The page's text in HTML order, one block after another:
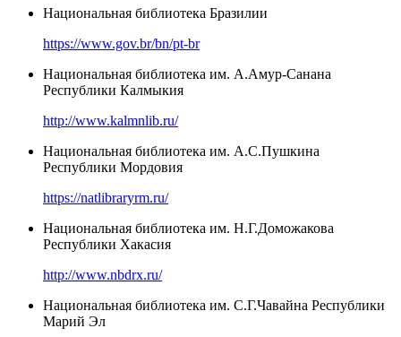
Национальная библиотека Бразилии
https://www.gov.br/bn/pt-br
Национальная библиотека им. А.Амур-Санана
Республики Калмыкия
http://www.kalmnlib.ru/
Национальная библиотека им. А.С.Пушкина
Республики Мордовия
https://natlibraryrm.ru/
Национальная библиотека им. Н.Г.Доможакова
Республики Хакасия
http://www.nbdrx.ru/
Национальная библиотека им. С.Г.Чавайна Республики
Марий Эл